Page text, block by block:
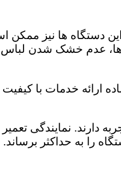
دستگاه ها نیز
عدم خشک شدن
خدمات با کیفیت
دارند. نمایندگی
را به حداکثر برساند.